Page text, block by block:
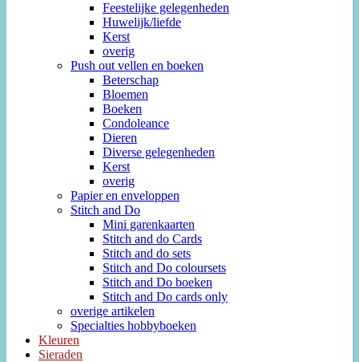
Feestelijke gelegenheden
Huwelijk/liefde
Kerst
overig
Push out vellen en boeken
Beterschap
Bloemen
Boeken
Condoleance
Dieren
Diverse gelegenheden
Kerst
overig
Papier en enveloppen
Stitch and Do
Mini garenkaarten
Stitch and do Cards
Stitch and do sets
Stitch and Do coloursets
Stitch and Do boeken
Stitch and Do cards only
overige artikelen
Specialties hobbyboeken
Kleuren
Sieraden